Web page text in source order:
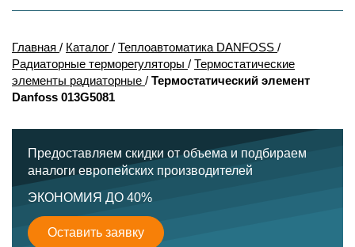
Главная / Каталог / Теплоавтоматика DANFOSS /
Радиаторные терморегуляторы / Термостатические
элементы радиаторные / Термостатический элемент
Danfoss 013G5081
Предоставляем скидки от объема и подбираем
аналоги европейских производителей
ЭКОНОМИЯ ДО 40%
Оставить заявку